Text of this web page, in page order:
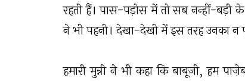
रहती हैं। पास-पड़ोस में तो सब नन्हीं-
ने भी पहनी। देखा-देखी में इस तरह उनका न
हमारी मुन्नी ने भी कहा कि बाबूजी, हम